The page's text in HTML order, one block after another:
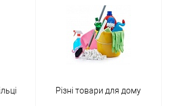
Різні товари для дому